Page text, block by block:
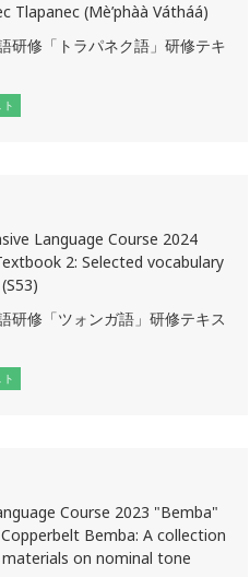
Tlapanec (Mè’phàà Vátháá)
研修「トラパネク語」研修テキ
Language Course 2024
2: Selected vocabulary
研修「ツォンガ語」研修テキス
Course 2023 "Bemba"
Bemba: A collection
on nominal tone